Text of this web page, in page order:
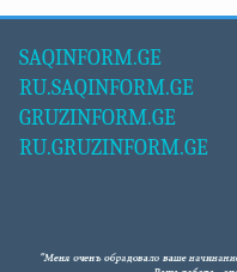
SAQINFORM.GE
RU.SAQINFORM.GE
GRUZINFORM.GE
RU.GRUZINFORM.GE